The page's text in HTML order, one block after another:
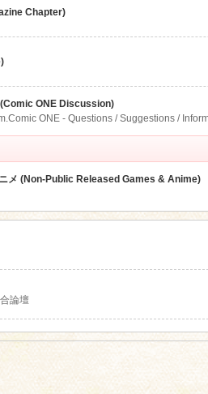
Chapter)
ONE Discussion)
ONE - Questions / Suggestions /
メ (Non-Public Released Games & Anime)
論壇